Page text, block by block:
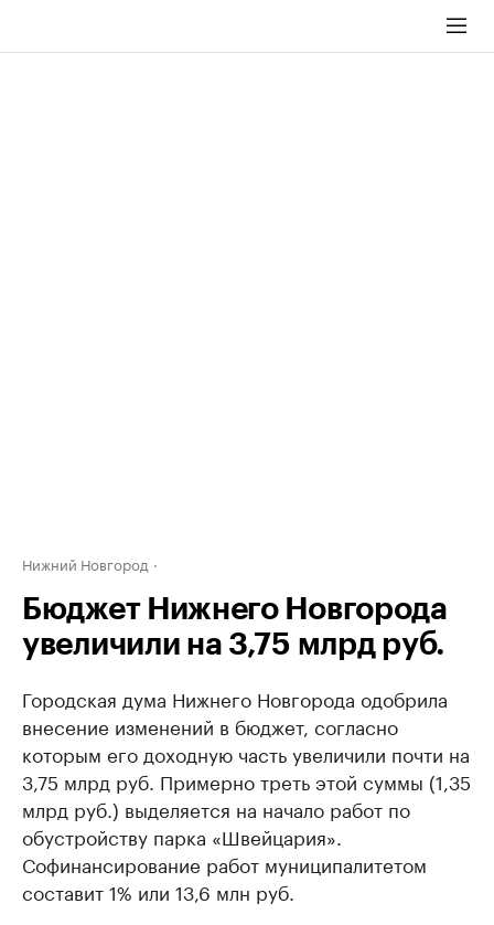
Нижний Новгород
Бюджет Нижнего Новгорода
увеличили на 3,75 млрд руб.
Городская дума Нижнего Новгорода одобрила
внесение изменений в бюджет, согласно
которым его доходную часть увеличили почти на
3,75 млрд руб. Примерно треть этой суммы (1,35
млрд руб.) выделяется на начало работ по
обустройству парка «Швейцария».
Софинансирование работ муниципалитетом
составит 1% или 13,6 млн руб.